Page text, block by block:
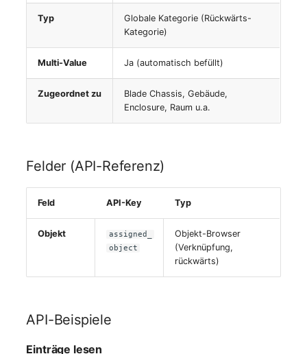
Schrank
Server
Service
Stacking
Stadt
Switch
Typ
Globale Kategorie (Rückwärts-
Kategorie)
Multi-Value Ja (automatisch befüllt)
Zugeordnet zu
Blade Chassis, Gebäude,
Enclosure, Raum u.a.
Felder (API-Referenz)
Feld API-Key Typ
Objekt
assigned_
object
Objekt-Browser
(Verknüpfung,
rückwärts)
API-Beispiele
Einträge lesen